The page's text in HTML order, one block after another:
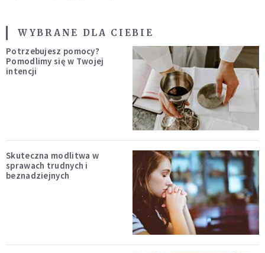
WYBRANE DLA CIEBIE
Potrzebujesz pomocy?
Pomodlimy się w Twojej
intencji
Skuteczna modlitwa w
sprawach trudnych i
beznadziejnych